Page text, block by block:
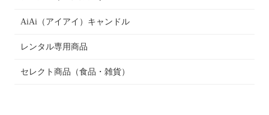
AiAi（アイアイ）キャンドル
レンタル専用商品
セレクト商品（食品・雑貨）